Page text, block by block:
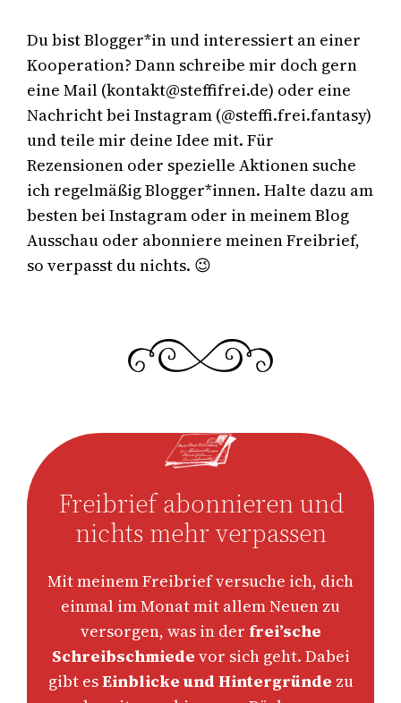
Du bist Blogger*in und interessiert an einer
Kooperation? Dann schreibe mir doch gern
eine Mail (kontakt@steffifrei.de) oder eine
Nachricht bei Instagram (@steffi.frei.fantasy)
und teile mir deine Idee mit. Für
Rezensionen oder spezielle Aktionen suche
ich regelmäßig Blogger*innen. Halte dazu am
besten bei Instagram oder in meinem Blog
Ausschau oder abonniere meinen Freibrief,
so verpasst du nichts. 😉
Freibrief abonnieren und
nichts mehr verpassen
Mit meinem Freibrief versuche ich, dich
einmal im Monat mit allem Neuen zu
versorgen, was in der frei’sche
Schreibschmiede vor sich geht. Dabei
gibt esEinblicke und Hintergründe zu